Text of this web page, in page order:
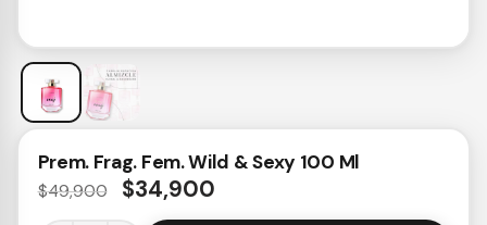
Prem. Frag. Fem. Wild & Sexy 100 Ml
$49,900 $34,900